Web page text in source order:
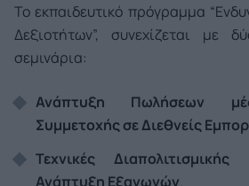
Το εκπαιδευτικό πρόγραμμα
Δεξιοτήτων”, συνεχίζεται με
σεμινάρια:
Ανάπτυξη Πωλήσεων
Συμμετοχής σε Διεθνείς
Τεχνικές Διαπολιτισμικής
Ανάπτυξη Εξαγωγών.